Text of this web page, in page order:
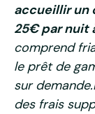
accueillir un
25€ par nuit
comprend
le prêt de
sur
des frais